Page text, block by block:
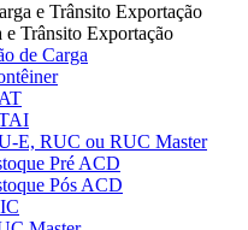
e Trânsito Exportação
e Trânsito Exportação
de Carga
E, RUC ou RUC Master
Pré ACD
Pós ACD